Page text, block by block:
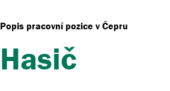
Popis pracovní pozice v Čepru
Hasič